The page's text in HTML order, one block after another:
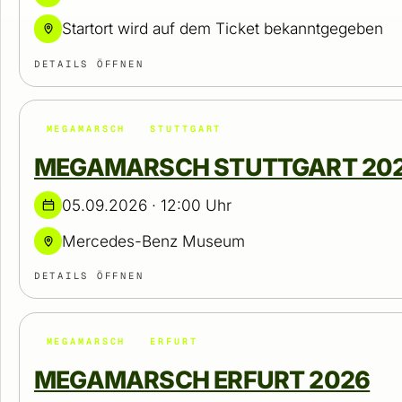
Startort wird auf dem Ticket bekanntgegeben
DETAILS ÖFFNEN
MEGAMARSCH STUTTGART
MEGAMARSCH STUTTGART
05.09.2026 · 12:00 Uhr
Mercedes-Benz Museum
DETAILS ÖFFNEN
MEGAMARSCH ERFURT
MEGAMARSCH ERFURT 2026